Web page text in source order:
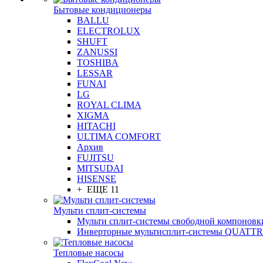
Бытовые кондиционеры
BALLU
ELECTROLUX
SHUFT
ZANUSSI
TOSHIBA
LESSAR
FUNAI
LG
ROYAL CLIMA
XIGMA
HITACHI
ULTIMA COMFORT
Архив
FUJITSU
MITSUDAI
HISENSE
+ ЕЩЕ 11
Мульти сплит-системы
Мульти сплит-системы свободной
Инверторные мультисплит-системы
Тепловые насосы